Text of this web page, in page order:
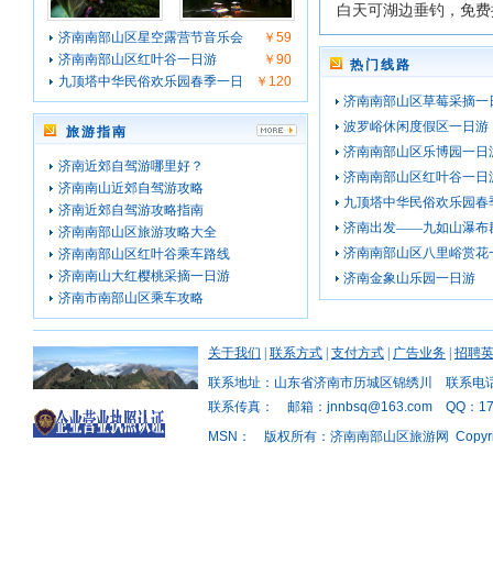
济南南部山区星空露营节音乐会
￥59
济南南部山区红叶谷一日游
￥90
九顶塔中华民俗欢乐园春季一日
￥120
旅游指南
济南近郊自驾游哪里好？
济南南山近郊自驾游攻略
济南近郊自驾游攻略指南
济南南部山区旅游攻略大全
济南南部山区红叶谷乘车路线
济南南山大红樱桃采摘一日游
济南市南部山区乘车攻略
白天可湖边垂钓，免
热门线路
济南南部山区草莓采摘一
波罗峪休闲度假区一日游
济南南部山区乐博园一日
济南南部山区红叶谷一日
九顶塔中华民俗欢乐园春
济南出发——九如山瀑布
济南南部山区八里峪赏花
济南金象山乐园一日游
关于我们 联系方式 支付方式 广告业务 招聘
联系地址：山东省济南市历城区锦绣川 联系电
联系传真： 邮箱：jnnbsq@163.com QQ：
MSN： 版权所有：济南南部山区旅游网